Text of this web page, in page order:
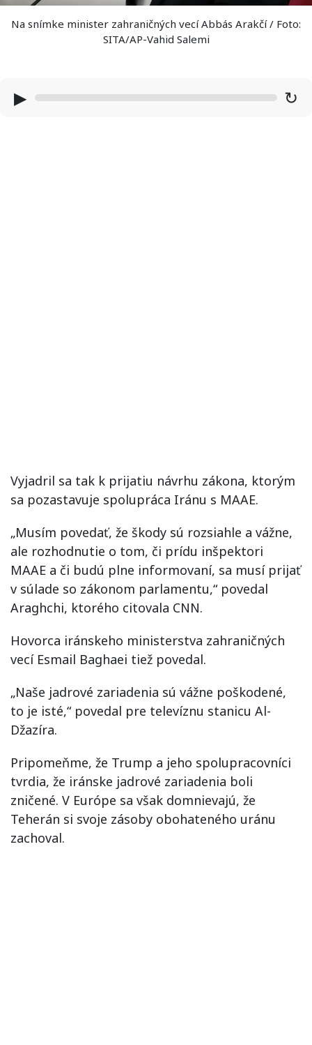
Na snímke minister zahraničných vecí Abbás Arakčí / Foto:
SITA/AP-Vahid Salemi
▶ ↻
Vyjadril sa tak k prijatiu návrhu zákona, ktorým
sa pozastavuje spolupráca Iránu s MAAE.
„Musím povedať, že škody sú rozsiahle a vážne,
ale rozhodnutie o tom, či prídu inšpektori
MAAE a či budú plne informovaní, sa musí prijať
v súlade so zákonom parlamentu,“ povedal
Araghchi, ktorého citovala CNN.
Hovorca iránskeho ministerstva zahraničných
vecí Esmail Baghaei tiež povedal.
„Naše jadrové zariadenia sú vážne poškodené,
to je isté,“ povedal pre televíznu stanicu Al-
Džazíra.
Pripomeňme, že Trump a jeho spolupracovníci
tvrdia, že iránske jadrové zariadenia boli
zničené. V Európe sa však domnievajú, že
Teherán si svoje zásoby obohateného uránu
zachoval.